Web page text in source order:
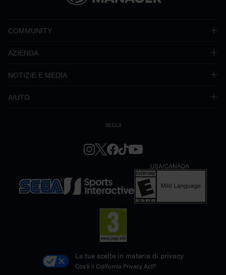
COMMUNITY
AZIENDA
NOTIZIE E MEDIA
AIUTO
SEGUI
Le tue scelte in materia di privacy
Cos'è il California Privacy Act?